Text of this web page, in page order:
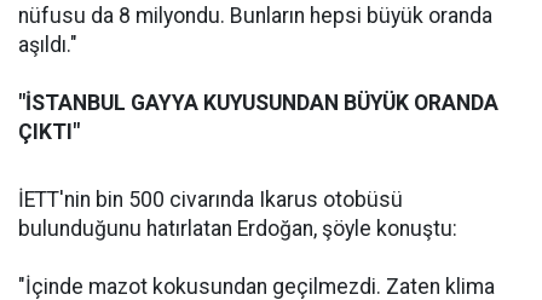
nüfusu da 8 milyondu. Bunların hepsi büyük oranda
aşıldı."
"İSTANBUL GAYYA KUYUSUNDAN BÜYÜK ORANDA
ÇIKTI"
İETT'nin bin 500 civarında Ikarus otobüsü
bulunduğunu hatırlatan Erdoğan, şöyle konuştu:
"İçinde mazot kokusundan geçilmezdi. Zaten klima